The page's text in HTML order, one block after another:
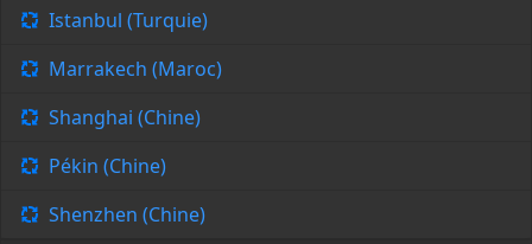
Istanbul (Turquie)
Marrakech (Maroc)
Shanghai (Chine)
Pékin (Chine)
Shenzhen (Chine)